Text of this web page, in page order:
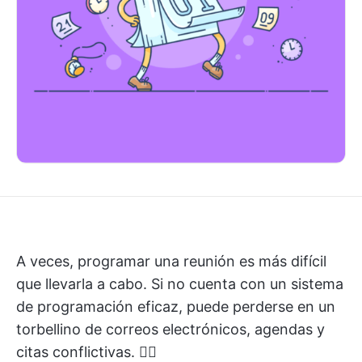
A veces, programar una reunión es más difícil
que llevarla a cabo. Si no cuenta con un sistema
de programación eficaz, puede perderse en un
torbellino de correos electrónicos, agendas y
citas conflictivas. 😵‍💫